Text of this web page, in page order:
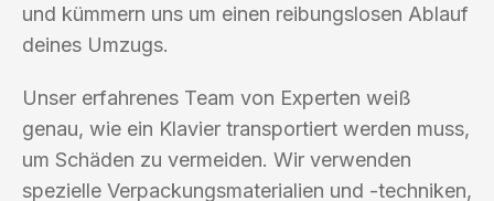
und kümmern uns um einen reibungslosen Ablauf
deines Umzugs.
Unser erfahrenes Team von Experten weiß
genau, wie ein Klavier transportiert werden muss,
um Schäden zu vermeiden. Wir verwenden
spezielle Verpackungsmaterialien und -techniken,